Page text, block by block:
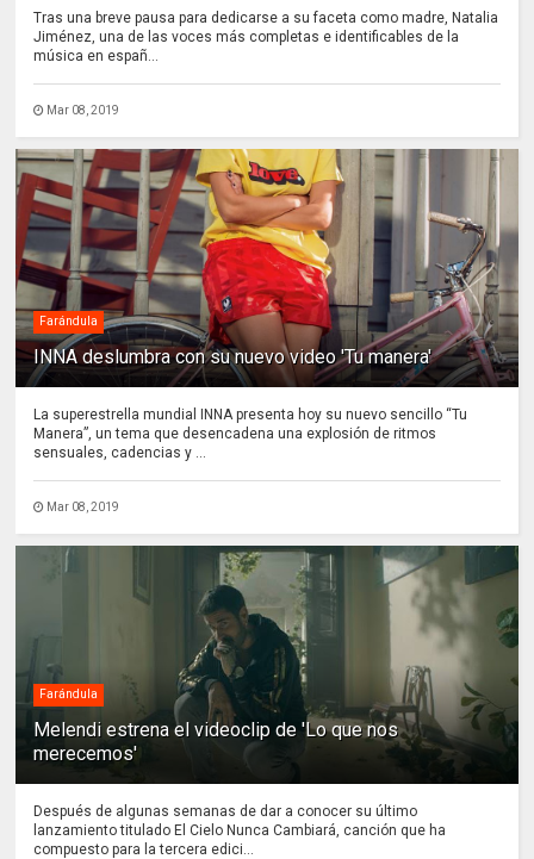
Tras una breve pausa para dedicarse a su faceta como madre, Natalia
Jiménez, una de las voces más completas e identificables de la
música en españ...
Mar 08, 2019
Farándula
INNA deslumbra con su nuevo video 'Tu manera'
La superestrella mundial INNA presenta hoy su nuevo sencillo “Tu
Manera”, un tema que desencadena una explosión de ritmos
sensuales, cadencias y ...
Mar 08, 2019
Farándula
Melendi estrena el videoclip de 'Lo que nos
merecemos'
Después de algunas semanas de dar a conocer su último
lanzamiento titulado El Cielo Nunca Cambiará, canción que ha
compuesto para la tercera edici...